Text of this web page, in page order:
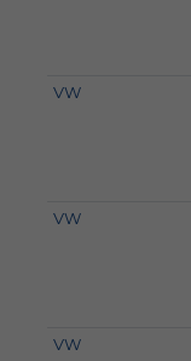
VW
VW
VW